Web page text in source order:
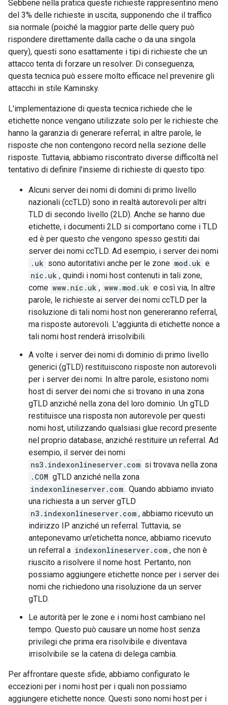
Sebbene nella pratica queste richieste rappresentino meno
del 3% delle richieste in uscita, supponendo che il traffico
sia normale (poiché la maggior parte delle query può
rispondere direttamente dalla cache o da una singola
query), questi sono esattamente i tipi di richieste che un
attacco tenta di forzare un resolver. Di conseguenza,
questa tecnica può essere molto efficace nel prevenire gli
attacchi in stile Kaminsky.
L'implementazione di questa tecnica richiede che le
etichette nonce vengano utilizzate solo per le richieste che
hanno la garanzia di generare referral; in altre parole, le
risposte che non contengono record nella sezione delle
risposte. Tuttavia, abbiamo riscontrato diverse difficoltà nel
tentativo di definire l'insieme di richieste di questo tipo:
Alcuni server dei nomi di domini di primo livello
nazionali (ccTLD) sono in realtà autorevoli per altri
TLD di secondo livello (2LD). Anche se hanno due
etichette, i documenti 2LD si comportano come i TLD
ed è per questo che vengono spesso gestiti dai
server dei nomi ccTLD. Ad esempio, i server dei nomi
.uk sono autoritativi anche per le zone mod.uk e
nic.uk , quindi i nomi host contenuti in tali zone,
come www.nic.uk , www.mod.uk e così via, In altre
parole, le richieste ai server dei nomi ccTLD per la
risoluzione di tali nomi host non genereranno referral,
ma risposte autorevoli. L'aggiunta di etichette nonce a
tali nomi host renderà irrisolvibili.
A volte i server dei nomi di dominio di primo livello
generici (gTLD) restituiscono risposte non autorevoli
per i server dei nomi. In altre parole, esistono nomi
host di server dei nomi che si trovano in una zona
gTLD anziché nella zona del loro dominio. Un gTLD
restituisce una risposta non autorevole per questi
nomi host, utilizzando qualsiasi glue record presente
nel proprio database, anziché restituire un referral. Ad
esempio, il server dei nomi
ns3.indexonlineserver.com si trovava nella zona
.COM gTLD anziché nella zona
indexonlineserver.com . Quando abbiamo inviato
una richiesta a un server gTLD
n3.indexonlineserver.com , abbiamo ricevuto un
indirizzo IP anziché un referral. Tuttavia, se
anteponevamo un'etichetta nonce, abbiamo ricevuto
un referral a indexonlineserver.com , che non è
riuscito a risolvere il nome host. Pertanto, non
possiamo aggiungere etichette nonce per i server dei
nomi che richiedono una risoluzione da un server
gTLD.
Le autorità per le zone e i nomi host cambiano nel
tempo. Questo può causare un nome host senza
privilegi che prima era risolvibile e diventava
irrisolvibile se la catena di delega cambia.
Per affrontare queste sfide, abbiamo configurato le
eccezioni per i nomi host per i quali non possiamo
aggiungere etichette nonce. Questi sono nomi host per i